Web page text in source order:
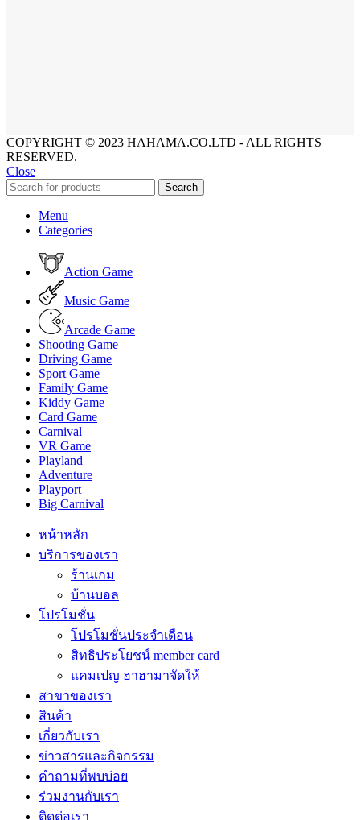
COPYRIGHT © 2023 HAHAMA.CO.LTD - ALL RIGHTS
RESERVED.
Close
Search
Menu
Categories
Action Game
Music Game
Arcade Game
Shooting Game
Driving Game
Sport Game
Family Game
Kiddy Game
Card Game
Carnival
VR Game
Playland
Adventure
Playport
Big Carnival
หน้าหลัก
บริการของเรา
ร้านเกม
บ้านบอล
โปรโมชั่น
โปรโมชั่นประจำเดือน
สิทธิประโยชน์ member card
แคมเปญ ฮาฮามาจัดให้
สาขาของเรา
สินค้า
เกี่ยวกับเรา
ข่าวสารและกิจกรรม
คำถามที่พบบ่อย
ร่วมงานกับเรา
ติดต่อเรา